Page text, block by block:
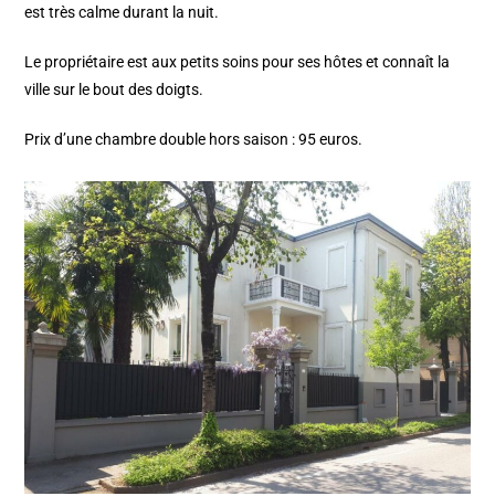
est très calme durant la nuit.
Le propriétaire est aux petits soins pour ses hôtes et connaît la
ville sur le bout des doigts.
Prix d’une chambre double hors saison : 95 euros.